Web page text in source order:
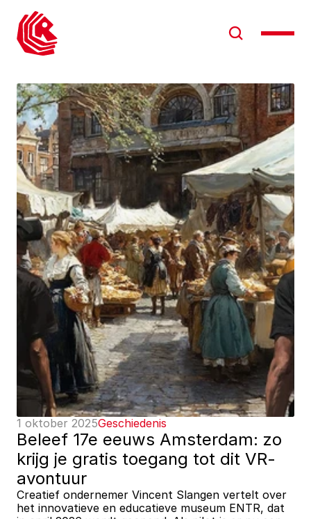
1 oktober 2025Geschiedenis
Beleef 17e eeuws Amsterdam: zo
krijg je gratis toegang tot dit VR-
avontuur
Creatief ondernemer Vincent Slangen vertelt over
het innovatieve en educatieve museum ENTR, dat